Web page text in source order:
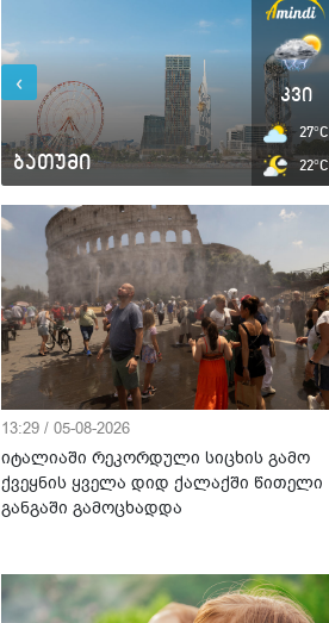
ბათუმი
კვი
27°C
22°C
‹
13:29 / 05-08-2026
იტალიაში რეკორდული სიცხის გამო
ქვეყნის ყველა დიდ ქალაქში წითელი
განგაში გამოცხადდა